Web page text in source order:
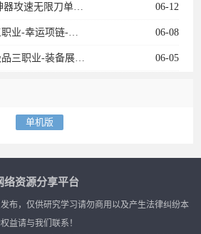
06-12
06-08
06-05
单机版
络资源分享平台
布，仅供研究学习请勿商用以及产生法律纠纷本
益请与我们联系！